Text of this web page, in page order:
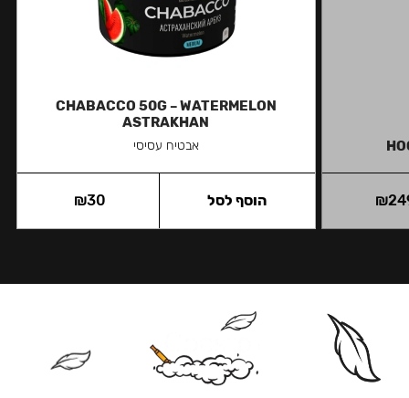
₪
CHABACCO 50G – WATERMELON
ASTRAKHAN
אבטיח עסיסי
₪30 הוסף לסל